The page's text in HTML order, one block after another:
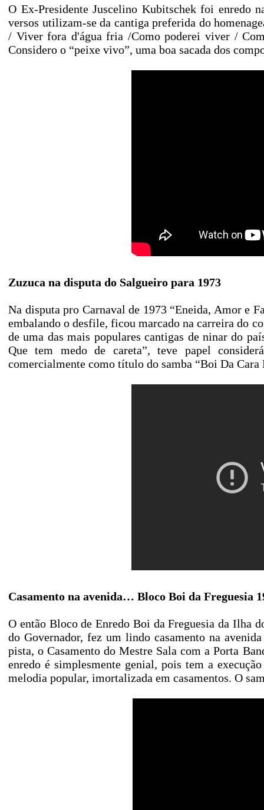
O Ex-Presidente Juscelino Kubitschek foi enredo
versos utilizam-se da cantiga preferida do
/ Viver fora d'água fria /Como poderei viver /
Considero o “peixe vivo”, uma boa sacada dos
Zuzuca na disputa do Salgueiro para 1973
Na disputa pro Carnaval de 1973 “Eneida, Amor e
embalando o desfile, ficou marcado na carreira do
de uma das mais populares cantigas de ninar do
Que tem medo de careta”, teve papel
comercialmente como título do samba “Boi Da Cara
Casamento na avenida… Bloco Boi da Freguesia
O então Bloco de Enredo Boi da Freguesia da Ilha
do Governador, fez um lindo casamento na
pista, o Casamento do Mestre Sala com a Porta
enredo é simplesmente genial, pois tem a
melodia popular, imortalizada em casamentos. O